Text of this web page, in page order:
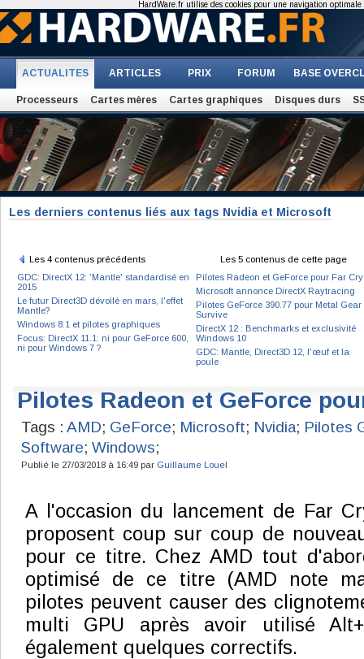
ACTUALITES ARTICLES PRIX FORUM BASE
Processeurs Cartes mères Cartes graphiques Disques durs
Les derniers contenus liés aux tags Nvidia et Microsoft
Les 4 contenus précédents
GDC: DirectX 12: 'Mantle' standardisé en
2015
Le futur Direct3D dévoilé en mars, l'effet
Mantle?
Windows 8.1 et pilotes graphiques
Focus: DirectX 11.1: ni pour GeForce 600,
ni pour Windows 7 ?
Les 5 contenus de cette page
Pilotes Radeon et GeForce pour Far
Microsoft annonce DirectX Raytracing
Pilotes GeForce 390.77 pour Metal Gear
Survive
DirectX 12 : Benchmarks et exclusivité
Windows 10
GDC: Mantle, Direct3D 12, l'œuf et la
poule
Pilotes Radeon et GeForce
Tags : AMD; GeForce; Microsoft; Nvidia; Pilotes
Software; Windows;
Publié le 27/03/2018 à 16:49 par Guillaume Louel
A l'occasion du lancement de Far
proposent coup sur coup de
pour ce titre. Chez AMD tout
optimisé de ce titre (AMD note
pilotes peuvent causer des
multi GPU après avoir utilisé
également quelques correctifs.
HardWare.fr utilise des cookies pour une navigation